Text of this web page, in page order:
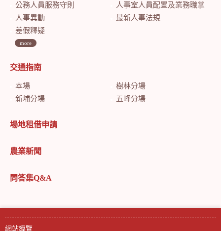
公務人員服務守則
人事室人員配置及業務職掌
人事異動
最新人事法規
差假釋疑
more
交通指南
本場
樹林分場
新埔分場
五峰分場
場地租借申請
農業新聞
問答集Q&A
網站導覽